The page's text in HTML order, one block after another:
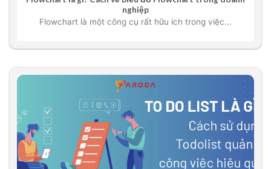
nghiệp
Flowchart là một công cụ rất hữu ích trong việc...